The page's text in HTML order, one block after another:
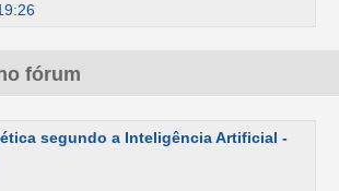
fórum
segundo a Inteligência Artificial -